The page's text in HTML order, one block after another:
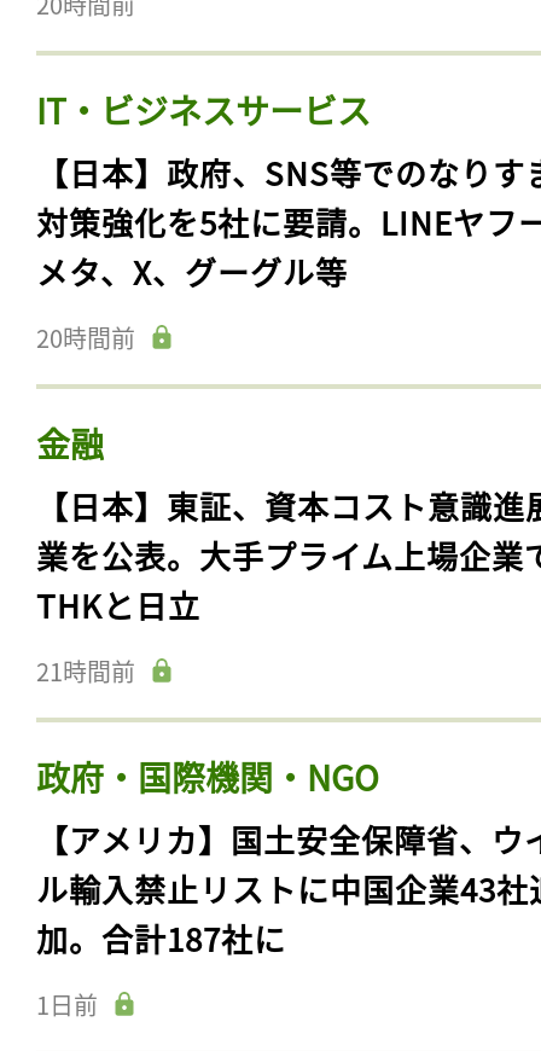
IT・ビジネスサービス
【日本】政府、SNS等でのなりす
対策強化を5社に要請。LINEヤフ
メタ、X、グーグル等
20時間前
金融
【日本】東証、資本コスト意識進
業を公表。大手プライム上場企業
THKと日立
21時間前
政府・国際機関・NGO
【アメリカ】国土安全保障省、ウ
ル輸入禁止リストに中国企業43社
加。合計187社に
1日前